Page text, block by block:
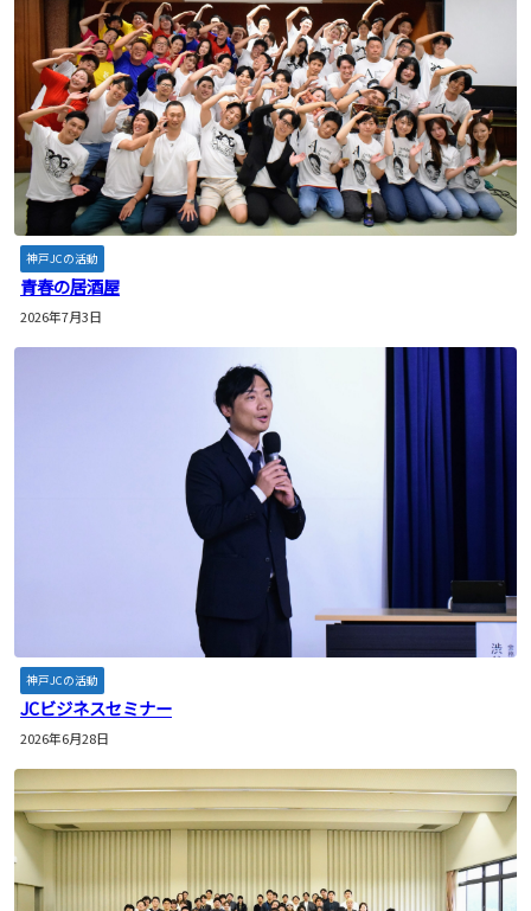
神戸JCの活動
青春の居酒屋
2026年7月3日
神戸JCの活動
JCビジネスセミナー
2026年6月28日